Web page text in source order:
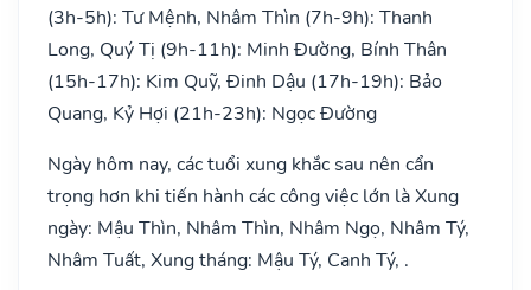
(3h-5h): Tư Mệnh, Nhâm Thìn (7h-9h): Thanh
Long, Quý Tị (9h-11h): Minh Đường, Bính Thân
(15h-17h): Kim Quỹ, Đinh Dậu (17h-19h): Bảo
Quang, Kỷ Hợi (21h-23h): Ngọc Đường
Ngày hôm nay, các tuổi xung khắc sau nên cẩn
trọng hơn khi tiến hành các công việc lớn là Xung
ngày: Mậu Thìn, Nhâm Thìn, Nhâm Ngọ, Nhâm Tý,
Nhâm Tuất, Xung tháng: Mậu Tý, Canh Tý, .